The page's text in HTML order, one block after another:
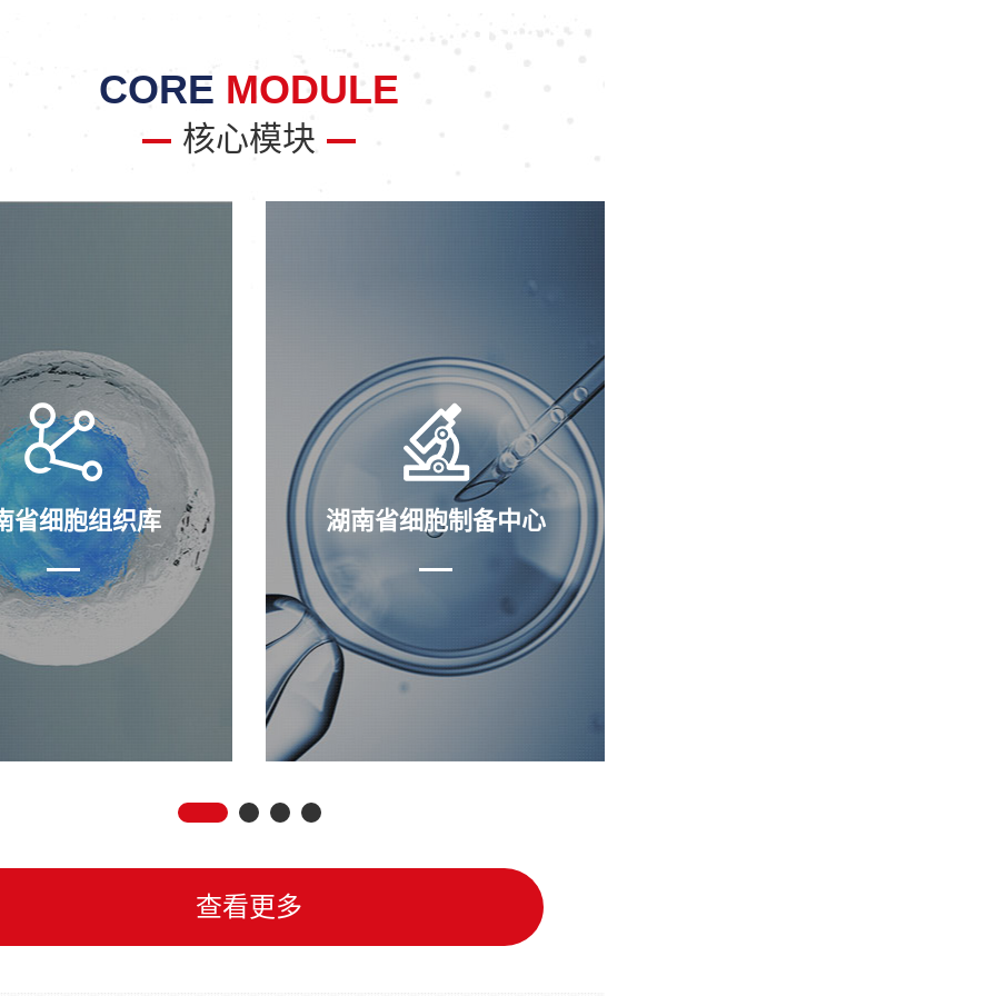
CORE MODULE
核心模块
省细胞组织库 湖南省细胞制备中心
查看更多